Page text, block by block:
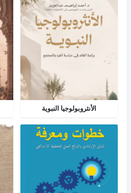
الأنثروبولوجيا النبوية